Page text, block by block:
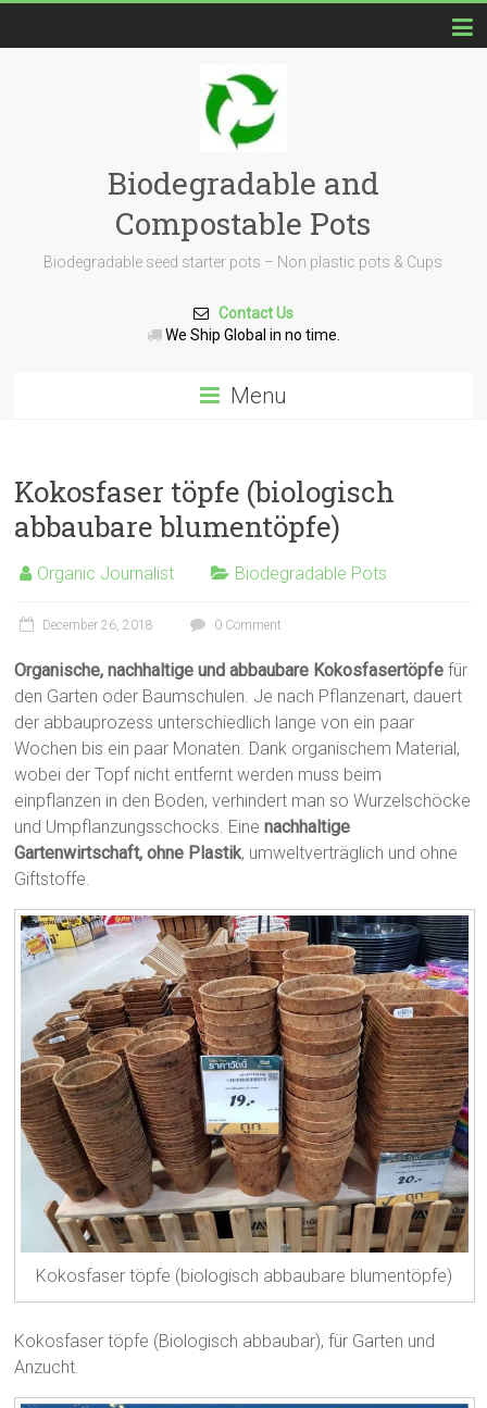
Biodegradable and
Compostable Pots
Biodegradable seed starter pots – Non plastic pots & Cups
Contact Us
We Ship Global in no time.
Menu
Kokosfaser töpfe (biologisch
abbaubare blumentöpfe)
Organic Journalist Biodegradable Pots
December 26, 2018 0 Comment
Organische, nachhaltige und abbaubare Kokosfasertöpfe für
den Garten oder Baumschulen. Je nach Pflanzenart, dauert
der abbauprozess unterschiedlich lange von ein paar
Wochen bis ein paar Monaten. Dank organischem Material,
wobei der Topf nicht entfernt werden muss beim
einpflanzen in den Boden, verhindert man so Wurzelschöcke
und Umpflanzungsschocks. Einenachhaltige
Gartenwirtschaft, ohne Plastik, umweltverträglich und ohne
Giftstoffe.
Kokosfaser töpfe (biologisch abbaubare blumentöpfe)
Kokosfaser töpfe (Biologisch abbaubar), für Garten und
Anzucht.